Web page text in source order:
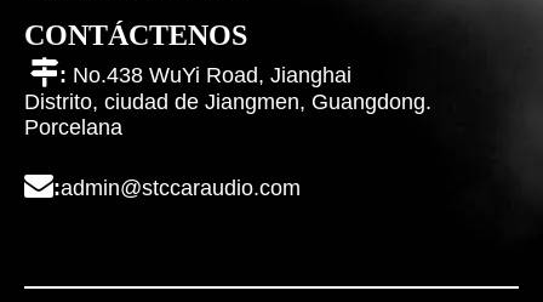
CONTÁCTENOS
: No.438 WuYi Road, Jianghai
Distrito, ciudad de Jiangmen, Guangdong.
Porcelana
:admin@stccaraudio.com